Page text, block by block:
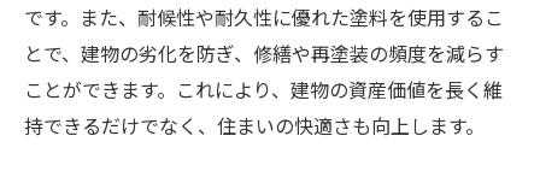
です。また、耐候性や耐久性に優れた塗料を使用するこ
とで、建物の劣化を防ぎ、修繕や再塗装の頻度を減らす
ことができます。これにより、建物の資産価値を長く維
持できるだけでなく、住まいの快適さも向上します。